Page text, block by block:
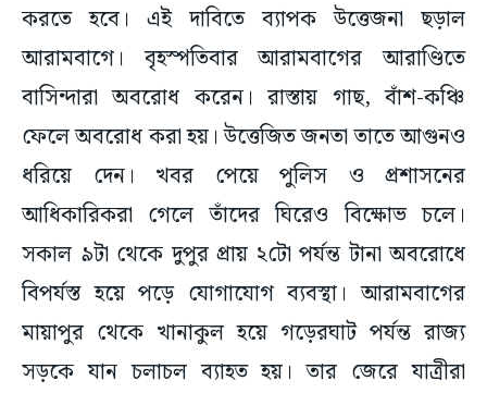
করতে হবে। এই দাবিতে ব্যাপক উত্তেজনা ছড়াল
আরামবাগে। বৃহস্পতিবার আরামবাগের আরাণ্ডিতে
বাসিন্দারা অবরোধ করেন। রাস্তায় গাছ, বাঁশ-কঞ্চি
ফেলে অবরোধ করা হয়। উত্তেজিত জনতা তাতে আগুনও
ধরিয়ে দেন। খবর পেয়ে পুলিস ও প্রশাসনের
আধিকারিকরা গেলে তাঁদের ঘিরেও বিক্ষোভ চলে।
সকাল ৯টা থেকে দুপুর প্রায় ২টো পর্যন্ত টানা অবরোধে
বিপর্যস্ত হয়ে পড়ে যোগাযোগ ব্যবস্থা। আরামবাগের
মায়াপুর থেকে খানাকুল হয়ে গড়েরঘাট পর্যন্ত রাজ্য
সড়কে যান চলাচল ব্যাহত হয়। তার জেরে যাত্রীরা